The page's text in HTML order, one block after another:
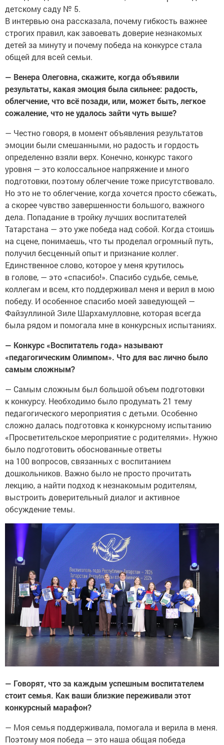
детскому саду № 5.
В интервью она рассказала, почему гибкость важнее
строгих правил, как завоевать доверие незнакомых
детей за минуту и почему победа на конкурсе стала
общей для всей семьи.
— Венера Олеговна, скажите, когда объявили
результаты, какая эмоция была сильнее: радость,
облегчение, что всё позади, или, может быть, легкое
сожаление, что не удалось зайти чуть выше?
— Честно говоря, в момент объявления результатов
эмоции были смешанными, но радость и гордость
определенно взяли верх. Конечно, конкурс такого
уровня — это колоссальное напряжение и много
подготовки, поэтому облегчение тоже присутствовало.
Но это не то облегчение, когда хочется просто сбежать,
а скорее чувство завершенности большого, важного
дела. Попадание в тройку лучших воспитателей
Татарстана — это уже победа над собой. Когда стоишь
на сцене, понимаешь, что ты проделал огромный путь,
получил бесценный опыт и признание коллег.
Единственное слово, которое у меня крутилось
в голове, — это «спасибо!». Спасибо судьбе, семье,
коллегам и всем, кто поддерживал меня и верил в мою
победу. И особенное спасибо моей заведующей —
Файзуллиной Зиле Шархамулловне, которая всегда
была рядом и помогала мне в конкурсных испытаниях.
— Конкурс «Воспитатель года» называют
«педагогическим Олимпом». Что для вас лично было
самым сложным?
— Самым сложным был большой объем подготовки
к конкурсу. Необходимо было продумать 21 тему
педагогического мероприятия с детьми. Особенно
сложно далась подготовка к конкурсному испытанию
«Просветительское мероприятие с родителями». Нужно
было подготовить обоснованные ответы
на 100 вопросов, связанных с воспитанием
дошкольников. Важно было не просто прочитать
лекцию, а найти подход к незнакомым родителям,
выстроить доверительный диалог и активное
обсуждение темы.
— Говорят, что за каждым успешным воспитателем
стоит семья. Как ваши близкие переживали этот
конкурсный марафон?
— Моя семья поддерживала, помогала и верила в меня.
Поэтому моя победа — это наша общая победа